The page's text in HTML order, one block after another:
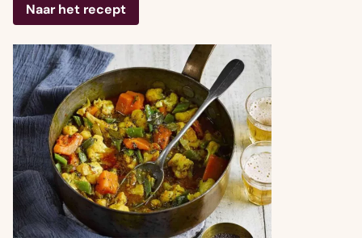
Naar het recept